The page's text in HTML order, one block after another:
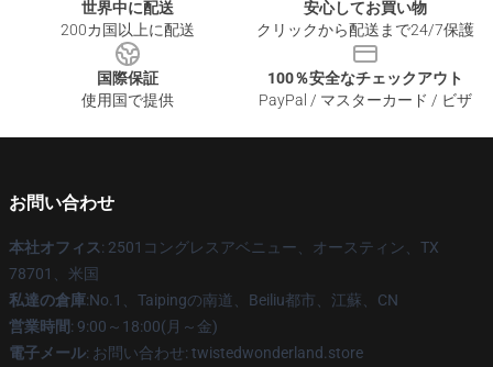
世界中に配送
200カ国以上に配送
安心してお買い物
クリックから配送まで24/7保護
国際保証
使用国で提供
100％安全なチェックアウト
PayPal / マスターカード / ビザ
お問い合わせ
本社オフィス: 2501コングレスアベニュー、オースティン、TX
78701、米国
私達の倉庫:No.1、Taipingの南道、Beiliu都市、江蘇、CN
営業時間: 9:00～18:00(月～金)
電子メール: お問い合わせ: twistedwonderland.store